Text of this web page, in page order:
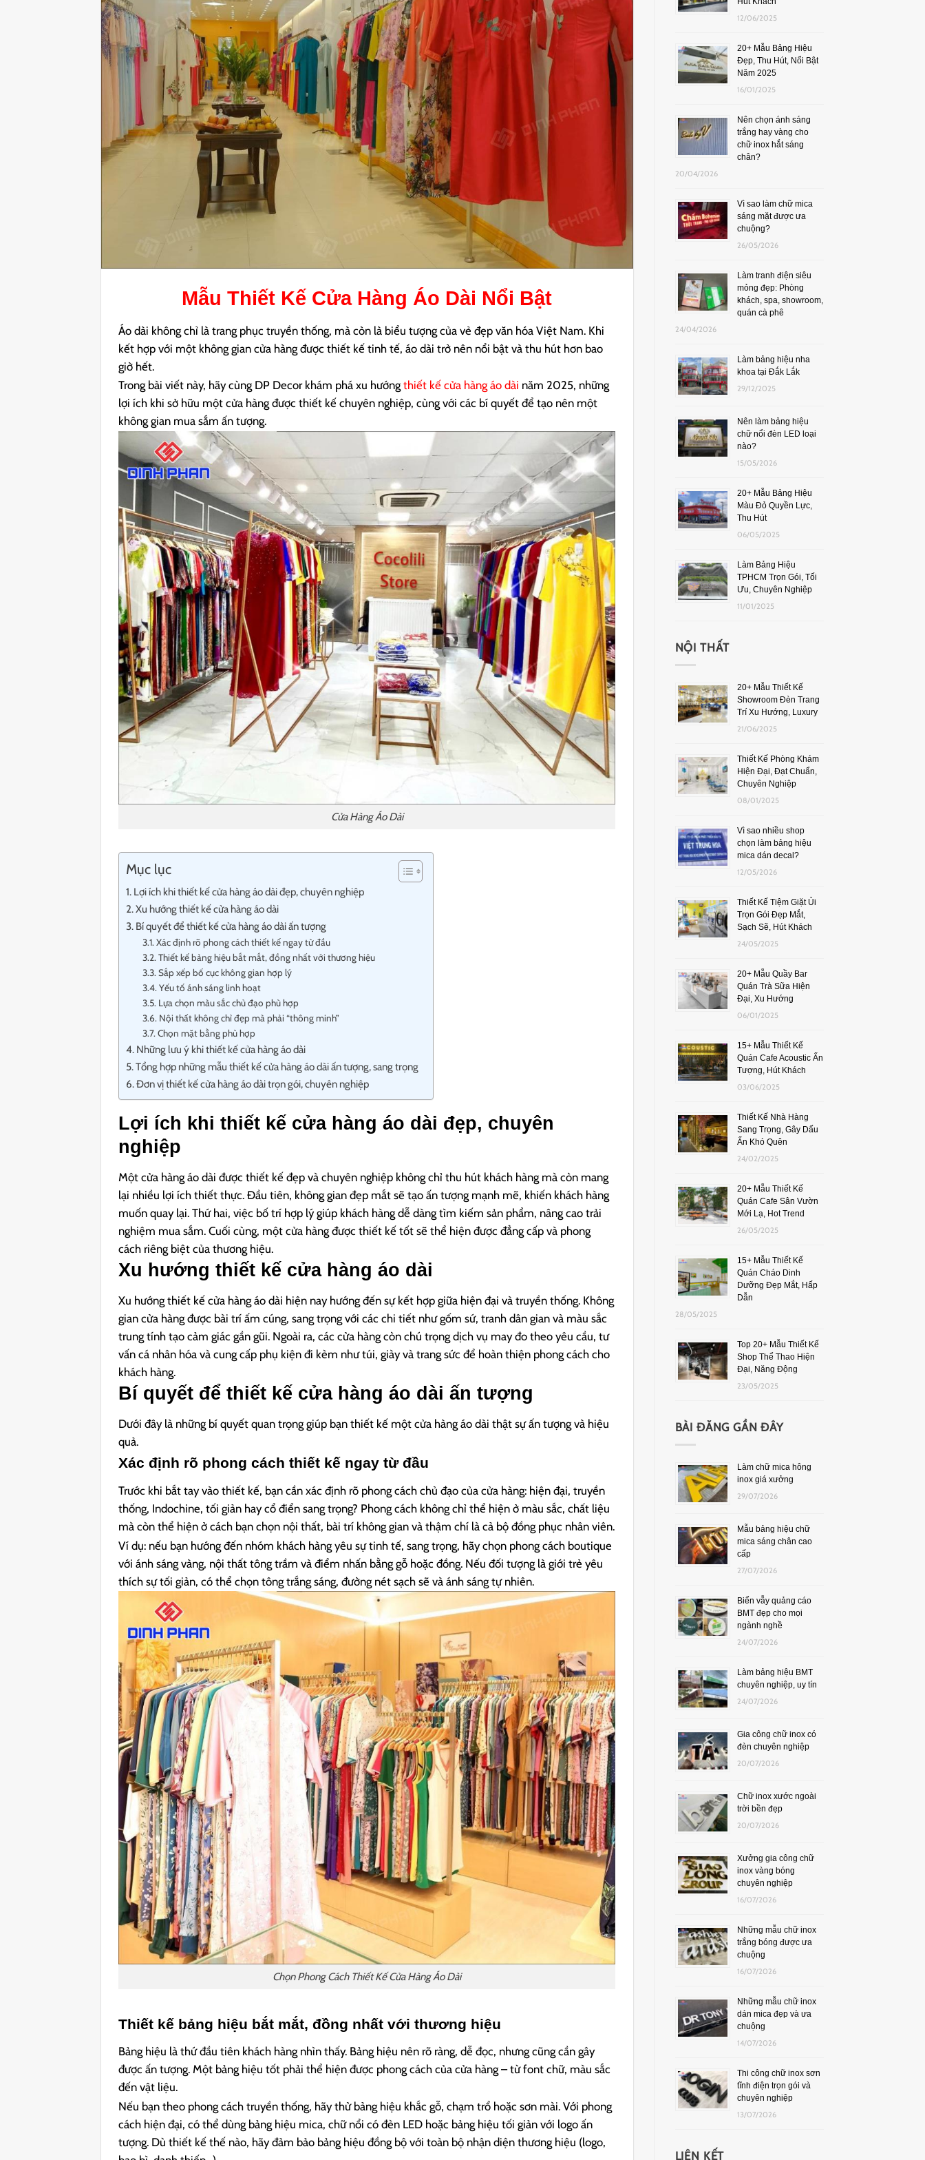
MẫuThiết Kế Cửa Hàng Áo Dài Nổi Bật
Áo dài không chỉ là trang phục truyền thống, mà còn là biểu tượng của vẻ đẹp văn hóa Việt Nam. Khi
kết hợp với một không gian cửa hàng được thiết kế tinh tế, áo dài trở nên nổi bật và thu hút hơn bao
giờ hết.
Trong bài viết này, hãy cùng DP Decor khám phá xu hướngthiết kế cửa hàng áo dài năm 2025, những
lợi ích khi sở hữu một cửa hàng được thiết kế chuyên nghiệp, cùng với các bí quyết để tạo nên một
không gian mua sắm ấn tượng.
Cửa Hàng Áo Dài
Mục lục
Lợi ích khi thiết kế cửa hàng áo dài đẹp, chuyên nghiệp
Xu hướng thiết kế cửa hàng áo dài
Bí quyết để thiết kế cửa hàng áo dài ấn tượng
Xác định rõ phong cách thiết kế ngay từ đầu
Thiết kế bảng hiệu bắt mắt, đồng nhất với thương hiệu
Sắp xếp bố cục không gian hợp lý
Yếu tố ánh sáng linh hoạt
Lựa chọn màu sắc chủ đạo phù hợp
Nội thất không chỉ đẹp mà phải “thông minh”
Chọn mặt bằng phù hợp
Những lưu ý khi thiết kế cửa hàng áo dài
Tổng hợp những mẫu thiết kế cửa hàng áo dài ấn tượng, sang trọng
Đơn vị thiết kế cửa hàng áo dài trọn gói, chuyên nghiệp
Lợi ích khi thiết kế cửa hàng áo dài đẹp, chuyên
nghiệp
Một cửa hàng áo dài được thiết kế đẹp và chuyên nghiệp không chỉ thu hút khách hàng mà còn mang
lại nhiều lợi ích thiết thực. Đầu tiên, không gian đẹp mắt sẽ tạo ấn tượng mạnh mẽ, khiến khách hàng
muốn quay lại. Thứ hai, việc bố trí hợp lý giúp khách hàng dễ dàng tìm kiếm sản phẩm, nâng cao trải
nghiệm mua sắm. Cuối cùng, một cửa hàng được thiết kế tốt sẽ thể hiện được đẳng cấp và phong
cách riêng biệt của thương hiệu.
Xu hướng thiết kế cửa hàng áo dài
Xu hướng thiết kế cửa hàng áo dài hiện nay hướng đến sự kết hợp giữa hiện đại và truyền thống. Không
gian cửa hàng được bài trí ấm cúng, sang trọng với các chi tiết như gốm sứ, tranh dân gian và màu sắc
trung tính tạo cảm giác gần gũi. Ngoài ra, các cửa hàng còn chú trọng dịch vụ may đo theo yêu cầu, tư
vấn cá nhân hóa và cung cấp phụ kiện đi kèm như túi, giày và trang sức để hoàn thiện phong cách cho
khách hàng.
Bí quyết để thiết kế cửa hàng áo dài ấn tượng
Dưới đây là những bí quyết quan trọng giúp bạn thiết kế một cửa hàng áo dài thật sự ấn tượng và hiệu
quả.
Xác định rõ phong cách thiết kế ngay từ đầu
Trước khi bắt tay vào thiết kế, bạn cần xác định rõ phong cách chủ đạo của cửa hàng: hiện đại, truyền
thống, Indochine, tối giản hay cổ điển sang trọng? Phong cách không chỉ thể hiện ở màu sắc, chất liệu
mà còn thể hiện ở cách bạn chọn nội thất, bài trí không gian và thậm chí là cả bộ đồng phục nhân viên.
Ví dụ: nếu bạn hướng đến nhóm khách hàng yêu sự tinh tế, sang trọng, hãy chọn phong cách boutique
với ánh sáng vàng, nội thất tông trầm và điểm nhấn bằng gỗ hoặc đồng. Nếu đối tượng là giới trẻ yêu
thích sự tối giản, có thể chọn tông trắng sáng, đường nét sạch sẽ và ánh sáng tự nhiên.
Chọn Phong Cách Thiết Kế Cửa Hàng Áo Dài
Thiết kế bảng hiệu bắt mắt, đồng nhất với thương hiệu
Bảng hiệu là thứ đầu tiên khách hàng nhìn thấy. Bảng hiệu nên rõ ràng, dễ đọc, nhưng cũng cần gây
được ấn tượng. Một bảng hiệu tốt phải thể hiện được phong cách của cửa hàng – từ font chữ, màu sắc
đến vật liệu.
Nếu bạn theo phong cách truyền thống, hãy thử bảng hiệu khắc gỗ, chạm trổ hoặc sơn mài. Với phong
cách hiện đại, có thể dùng bảng hiệu mica, chữ nổi có đèn LED hoặc bảng hiệu tối giản với logo ấn
tượng. Dù thiết kế thế nào, hãy đảm bảo bảng hiệu đồng bộ với toàn bộ nhận diện thương hiệu (logo,
12/06/2025
20+ Mẫu Bảng Hiệu
Đẹp, Thu Hút, Nổi Bật
Năm 2025
16/01/2025
Nên chọn ánh sáng
trắng hay vàng cho
chữ inox hắt sáng
chân?
20/04/2026
Vì sao làm chữ mica
sáng mặt được ưa
chuộng?
26/05/2026
Làm tranh điện siêu
mỏng đẹp: Phòng
khách, spa, showroom,
quán cà phê
24/04/2026
Làm bảng hiệu nha
khoa tại Đắk Lắk
29/12/2025
Nên làm bảng hiệu
chữ nổi đèn LED loại
nào?
15/05/2026
20+ Mẫu Bảng Hiệu
Màu Đỏ Quyền Lực,
Thu Hút
06/05/2025
Làm Bảng Hiệu
TPHCM Trọn Gói, Tối
Ưu, Chuyên Nghiệp
11/01/2025
NỘI THẤT
20+ Mẫu Thiết Kế
Showroom Đèn Trang
Trí Xu Hướng, Luxury
21/06/2025
Thiết Kế Phòng Khám
Hiện Đại, Đạt Chuẩn,
Chuyên Nghiệp
08/01/2025
Vì sao nhiều shop
chọn làm bảng hiệu
mica dán decal?
12/05/2026
Thiết Kế Tiệm Giặt Ủi
Trọn Gói Đẹp Mắt,
Sạch Sẽ, Hút Khách
24/05/2025
20+ Mẫu Quầy Bar
Quán Trà Sữa Hiện
Đại, Xu Hướng
06/01/2025
15+ Mẫu Thiết Kế
Quán Cafe Acoustic Ấn
Tượng, Hút Khách
03/06/2025
Thiết Kế Nhà Hàng
Sang Trọng, Gây Dấu
Ấn Khó Quên
24/02/2025
20+ Mẫu Thiết Kế
Quán Cafe Sân Vườn
Mới Lạ, Hot Trend
26/05/2025
15+ Mẫu Thiết Kế
Quán Cháo Dinh
Dưỡng Đẹp Mắt, Hấp
Dẫn
28/05/2025
Top 20+ Mẫu Thiết Kế
Shop Thể Thao Hiện
Đại, Năng Động
23/05/2025
BÀI ĐĂNG GẦN ĐÂY
Làm chữ mica hông
inox giá xưởng
29/07/2026
Mẫu bảng hiệu chữ
mica sáng chân cao
cấp
27/07/2026
Biển vẫy quảng cáo
BMT đẹp cho mọi
ngành nghề
24/07/2026
Làm bảng hiệu BMT
chuyên nghiệp, uy tín
24/07/2026
Gia công chữ inox có
đèn chuyên nghiệp
20/07/2026
Chữ inox xước ngoài
trời bền đẹp
20/07/2026
Xưởng gia công chữ
inox vàng bóng
chuyên nghiệp
16/07/2026
Những mẫu chữ inox
trắng bóng được ưa
chuộng
16/07/2026
Những mẫu chữ inox
dán mica đẹp và ưa
chuộng
14/07/2026
Thi công chữ inox sơn
tĩnh điện trọn gói và
chuyên nghiệp
13/07/2026
LIÊN KẾT